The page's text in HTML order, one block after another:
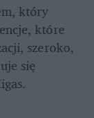
który
które
szeroko,
się